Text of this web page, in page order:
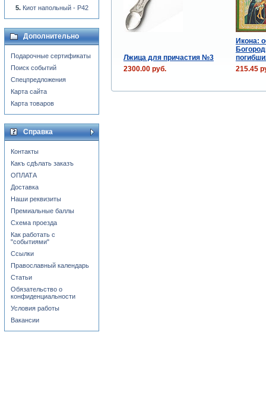
Лжица для причастия №3
Икона:
2300.00 руб.
215.45
Киот напольный - P42
Дополнительно
Подарочные сертификаты
Поиск событий
Спецпредложения
Карта сайта
Карта товаров
Справка
Контакты
Какъ сдѣлать заказъ
ОПЛАТА
Доставка
Наши реквизиты
Премиальные баллы
Схема проезда
Как работать с
"событиями"
Ссылки
Православный календарь
Статьи
Обязательство о
конфиденциальности
Условия работы
Вакансии